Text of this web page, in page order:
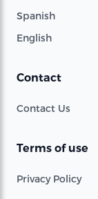
Spanish
English
Contact
Contact Us
Terms of use
Privacy Policy